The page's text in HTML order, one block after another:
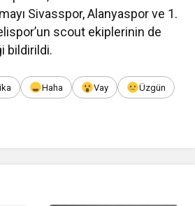
Sivasspor, Alanyaspor ve 1.
scout ekiplerinin de
bildirildi.
Haha Vay Üzgün